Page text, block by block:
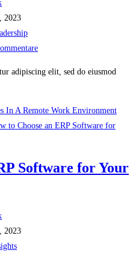
2023
adipiscing elit, sed do eiusmod
In A Remote Work Environment
Software for Your
2023